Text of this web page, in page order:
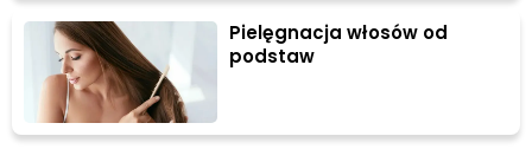
wybrać idealny odcień blond pasemek i jak je zrobić
samodzielnie w domu krok po kroku.Pielęgnacja włosów od
podstaw